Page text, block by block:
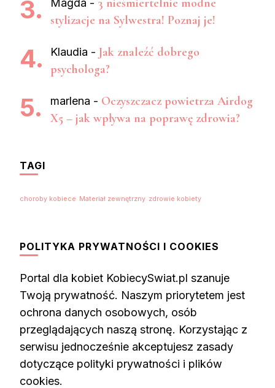
Magda -
stylizacje na Sylwestra! Poznaj je!
Klaudia - Jak znaleźć dobrego
psychologa?
marlena - Oczyszczacz powietrza Airdog
X5 – jak wpływa na poprawę zdrowia?
TAGI
choroby kobiece Materiał zewnętrzny zdrowie kobiety
POLITYKA PRYWATNOŚCI I COOKIES
Portal dla kobiet KobiecySwiat.pl szanuje
Twoją prywatność. Naszym priorytetem jest
ochrona danych osobowych, osób
przeglądających naszą stronę. Korzystając z
serwisu jednocześnie akceptujesz zasady
dotyczące polityki prywatności i plików
cookies.